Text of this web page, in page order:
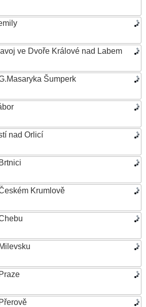
ve Dvoře Králové nad Labem
Šumperk
nad Orlicí
Krumlově